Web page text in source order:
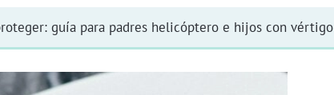
guía para padres helicóptero e hijos con vértigo